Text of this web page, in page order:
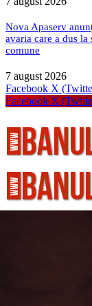
Nova Apaserv
avaria care a dus
comune
7 august 2026
Facebook X
Facebook X